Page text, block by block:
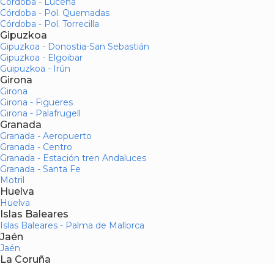
Córdoba - Pol. Quemadas
Córdoba - Pol. Torrecilla
Gipuzkoa
Gipuzkoa - Donostia-San Sebastián
Gipuzkoa - Elgoibar
Guipuzkoa - Irún
Girona
Girona
Girona - Figueres
Girona - Palafrugell
Granada
Granada - Aeropuerto
Granada - Centro
Granada - Estación tren Andaluces
Granada - Santa Fe
Motril
Huelva
Huelva
Islas Baleares
Islas Baleares - Palma de Mallorca
Jaén
Jaén
La Coruña